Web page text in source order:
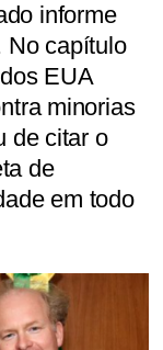
informe
No capítulo
EUA
minorias
de citar o
de
em todo